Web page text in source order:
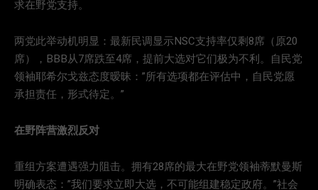
求在野党支持。
两党此举动机明显：最新民调显示NSC支持率仅剩8席（原20
席），BBB从7席跌至4席，提前大选对它们极为不利。自民党
领袖耶希尔戈兹态度暧昧：”所有选项都在评估中，自民党愿
承担责任，形式待定。”
在野阵营激烈反对
重组方案遭遇强力阻击。拥有28席的最大在野党领袖蒂默曼斯
明确表态：”我们要求立即大选，不可能组建稳定政府。”社会